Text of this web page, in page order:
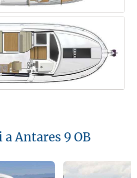
Antares 9 OB